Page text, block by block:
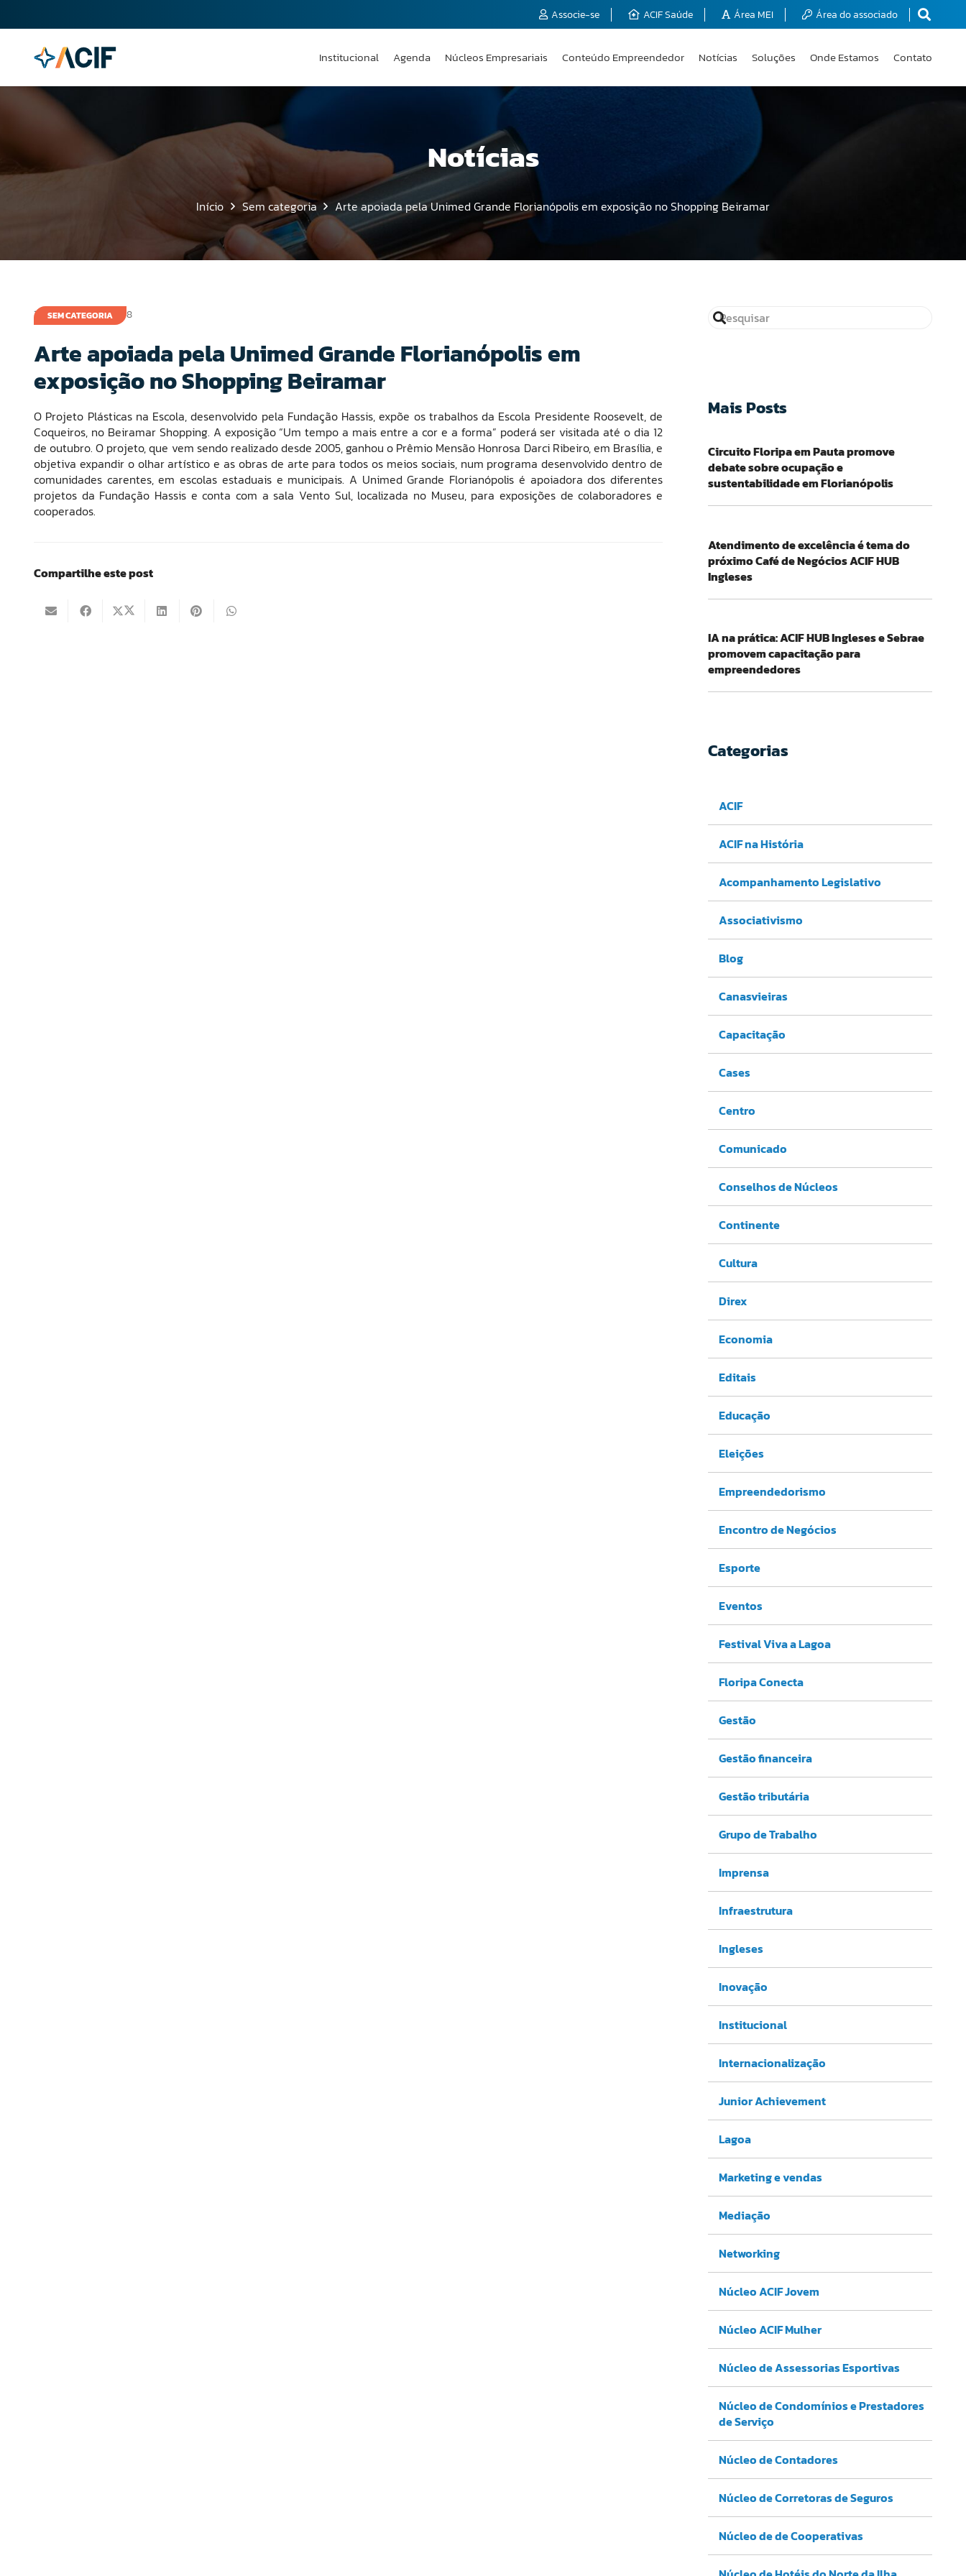
Associe-se ACIF Saúde Área MEI Área do associado
Institucional Agenda Núcleos Empresariais Conteúdo Empreendedor Notícias Soluções Onde Estamos Contato
Notícias
Início Sem categoria Arte apoiada pela Unimed Grande Florianópolis em exposição no Shopping Beiramar
SEM CATEGORIA
16 de outubro de 2008
Arte apoiada pela Unimed Grande Florianópolis em
exposição no Shopping Beiramar
O Projeto Plásticas na Escola, desenvolvido pela Fundação Hassis, expõe os trabalhos da Escola Presidente Roosevelt, de
Coqueiros, no Beiramar Shopping. A exposição “Um tempo a mais entre a cor e a forma” poderá ser visitada até o dia 12
de outubro. O projeto, que vem sendo realizado desde 2005, ganhou o Prêmio Mensão Honrosa Darci Ribeiro, em Brasília, e
objetiva expandir o olhar artístico e as obras de arte para todos os meios sociais, num programa desenvolvido dentro de
comunidades carentes, em escolas estaduais e municipais. A Unimed Grande Florianópolis é apoiadora dos diferentes
projetos da Fundação Hassis e conta com a sala Vento Sul, localizada no Museu, para exposições de colaboradores e
cooperados.
Compartilhe este post
Mais Posts
Circuito Floripa em Pauta promove
debate sobre ocupação e
sustentabilidade em Florianópolis
Atendimento de excelência é tema do
próximo Café de Negócios ACIF HUB
Ingleses
IA na prática: ACIF HUB Ingleses e Sebrae
promovem capacitação para
empreendedores
Categorias
ACIF
ACIF na História
Acompanhamento Legislativo
Associativismo
Blog
Canasvieiras
Capacitação
Cases
Centro
Comunicado
Conselhos de Núcleos
Continente
Cultura
Direx
Economia
Editais
Educação
Eleições
Empreendedorismo
Encontro de Negócios
Esporte
Eventos
Festival Viva a Lagoa
Floripa Conecta
Gestão
Gestão financeira
Gestão tributária
Grupo de Trabalho
Imprensa
Infraestrutura
Ingleses
Inovação
Institucional
Internacionalização
Junior Achievement
Lagoa
Marketing e vendas
Mediação
Networking
Núcleo ACIF Jovem
Núcleo ACIF Mulher
Núcleo de Assessorias Esportivas
Núcleo de Condomínios e Prestadores
de Serviço
Núcleo de Contadores
Núcleo de Corretoras de Seguros
Núcleo de de Cooperativas